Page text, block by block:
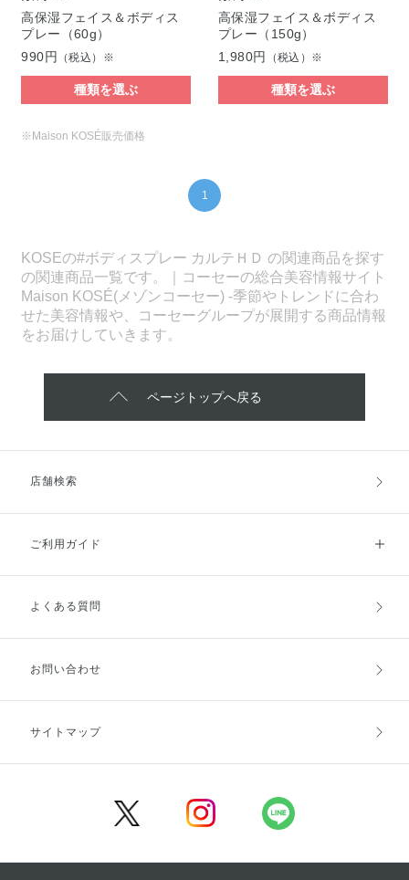
高保湿フェイス＆ボディス
プレー（60g）
990円
（税込）※
種類を選ぶ
高保湿フェイス＆ボディス
プレー（150g）
1,980円
（税込）※
種類を選ぶ
※Maison KOSÉ販売価格
1
KOSEの#ボディスプレー カルテＨＤ の関連商品を探す
の関連商品一覧です。｜コーセーの総合美容情報サイト
Maison KOSÉ(メゾンコーセー) -季節やトレンドに合わ
せた美容情報や、コーセーグループが展開する商品情報
をお届けしていきます。
ページトップへ戻る
店舗検索
ご利用ガイド
ご利用ガイドトップ
お支払方法
キャンセル・返品・交換
よくある質問
お問い合わせ
サイトマップ